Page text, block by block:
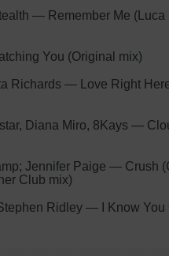
— Remember Me (Luca
You (Original mix)
Richards — Love Right
Diana Miro, 8Kays —
Jennifer Paige — Crush
Club mix)
Ridley — I Know You